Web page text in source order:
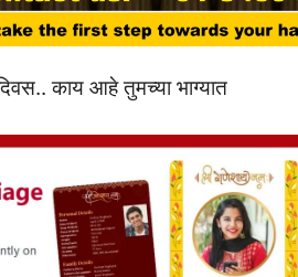
काय आहे तुमच्या भाग्यात